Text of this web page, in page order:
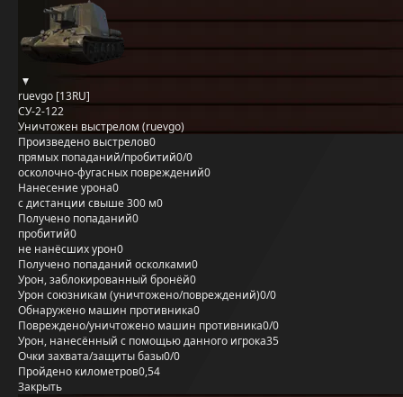
ruevgo [13RU]
СУ-2-122
Уничтожен выстрелом (ruevgo)
Произведено выстрелов0
прямых попаданий/пробитий0/0
осколочно-фугасных повреждений0
Нанесение урона0
с дистанции свыше 300 м0
Получено попаданий0
пробитий0
не нанёсших урон0
Получено попаданий осколками0
Урон, заблокированный бронёй0
Урон союзникам (уничтожено/повреждений)0/0
Обнаружено машин противника0
Повреждено/уничтожено машин противника0/0
Урон, нанесённый с помощью данного игрока35
Очки захвата/защиты базы0/0
Пройдено километров0,54
Закрыть